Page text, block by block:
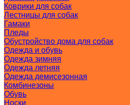
Коврики для собак
Лестницы для собак
Гамаки
Пледы
Обустройство дома для собак
Одежда и обувь
Одежда зимняя
Одежда летняя
Одежда демисезонная
Комбинезоны
Обувь
Носки